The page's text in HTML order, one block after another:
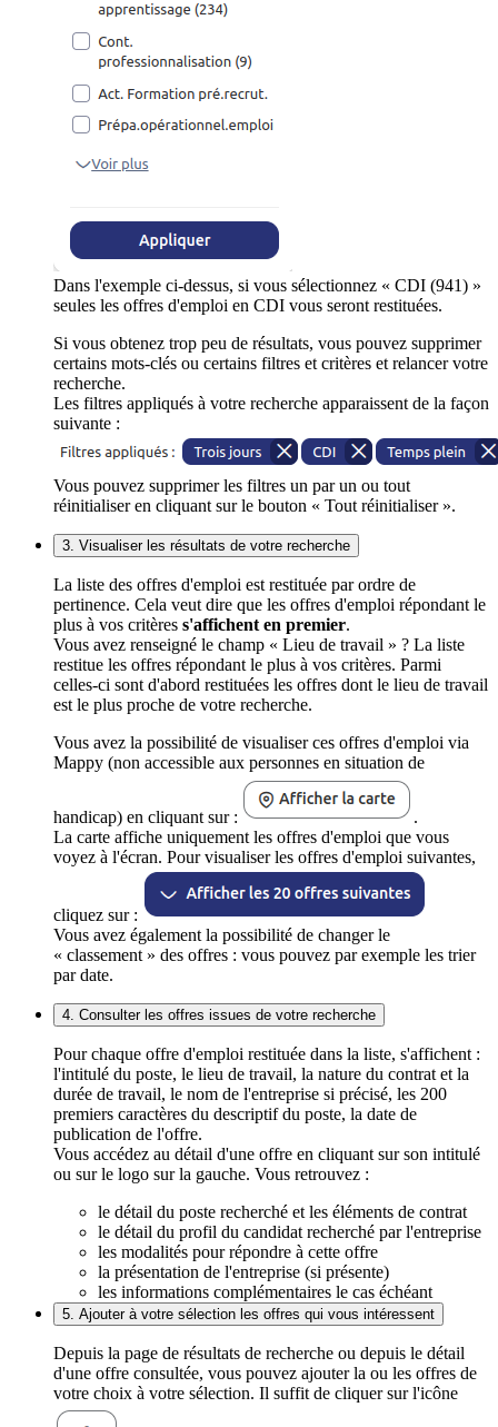
Dans l'exemple ci-dessus, si vous sélectionnez « CDI (941) »
seules les offres d'emploi en CDI vous seront restituées.
Si vous obtenez trop peu de résultats, vous pouvez supprimer
certains mots-clés ou certains filtres et critères et relancer votre
recherche.
Les filtres appliqués à votre recherche apparaissent de la façon
suivante :
Vous pouvez supprimer les filtres un par un ou tout
réinitialiser en cliquant sur le bouton « Tout réinitialiser ».
3. Visualiser les résultats de votre recherche
La liste des offres d'emploi est restituée par ordre de
pertinence. Cela veut dire que les offres d'emploi répondant le
plus à vos critères s'affichent en premier.
Vous avez renseigné le champ « Lieu de travail » ? La liste
restitue les offres répondant le plus à vos critères. Parmi
celles-ci sont d'abord restituées les offres dont le lieu de travail
est le plus proche de votre recherche.
Vous avez la possibilité de visualiser ces offres d'emploi via
Mappy (non accessible aux personnes en situation de
handicap) en cliquant sur :
.
La carte affiche uniquement les offres d'emploi que vous
voyez à l'écran. Pour visualiser les offres d'emploi suivantes,
cliquez sur :
Vous avez également la possibilité de changer le
« classement » des offres : vous pouvez par exemple les trier
par date.
4. Consulter les offres issues de votre recherche
Pour chaque offre d'emploi restituée dans la liste, s'affichent :
l'intitulé du poste, le lieu de travail, la nature du contrat et la
durée de travail, le nom de l'entreprise si précisé, les 200
premiers caractères du descriptif du poste, la date de
publication de l'offre.
Vous accédez au détail d'une offre en cliquant sur son intitulé
ou sur le logo sur la gauche. Vous retrouvez :
le détail du poste recherché et les éléments de contrat
le détail du profil du candidat recherché par l'entreprise
les modalités pour répondre à cette offre
la présentation de l'entreprise (si présente)
les informations complémentaires le cas échéant
5. Ajouter à votre sélection les offres qui vous intéressent
Depuis la page de résultats de recherche ou depuis le détail
d'une offre consultée, vous pouvez ajouter la ou les offres de
votre choix à votre sélection. Il suffit de cliquer sur l'icône